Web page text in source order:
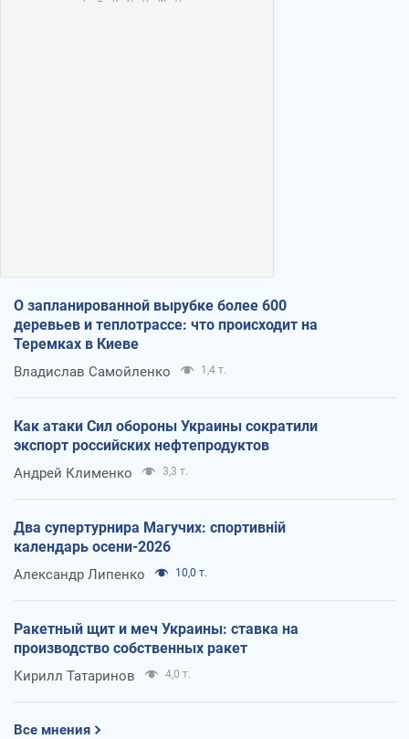
О запланированной вырубке более 600
деревьев и теплотрассе: что происходит на
Теремках в Киеве
Владислав Самойленко 1,4 т.
Как атаки Сил обороны Украины сократили
экспорт российских нефтепродуктов
Андрей Клименко 3,3 т.
Два супертурнира Магучих: спортивній
календарь осени-2026
Александр Липенко 10,0 т.
Ракетный щит и меч Украины: ставка на
производство собственных ракет
Кирилл Татаринов 4,0 т.
Все мнения